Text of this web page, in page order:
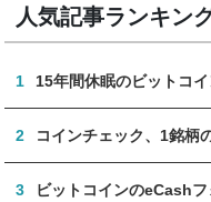
人気記事ランキン
1 15年間休眠のビットコ
2 コインチェック、1銘柄
3 ビットコインのeCash